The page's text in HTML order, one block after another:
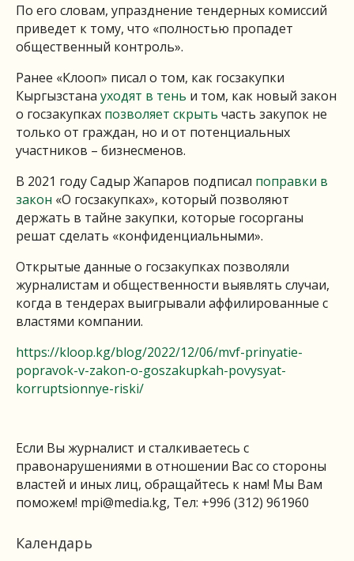
По его словам, упразднение тендерных комиссий
приведет к тому, что «полностью пропадет
общественный контроль».
Ранее «Клооп» писал о том, как госзакупки
Кыргызстана уходят в тень и том, как новый закон
о госзакупках позволяет скрыть часть закупок не
только от граждан, но и от потенциальных
участников – бизнесменов.
В 2021 году Садыр Жапаров подписал поправки в
закон «О госзакупках», который позволяют
держать в тайне закупки, которые госорганы
решат сделать «конфиденциальными».
Открытые данные о госзакупках позволяли
журналистам и общественности выявлять случаи,
когда в тендерах выигрывали аффилированные с
властями компании.
https://kloop.kg/blog/2022/12/06/mvf-prinyatie-
popravok-v-zakon-o-goszakupkah-povysyat-
korruptsionnye-riski/
Если Вы журналист и сталкиваетесь с
правонарушениями в отношении Вас со стороны
властей и иных лиц, обращайтесь к нам! Мы Вам
поможем! mpi@media.kg, Тел: +996 (312) 961960
Календарь